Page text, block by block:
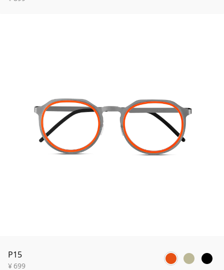
P15
¥699